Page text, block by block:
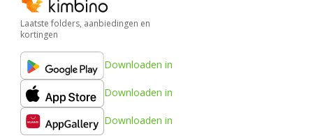
Laatste folders, aanbiedingen en
kortingen
Downloaden in
Downloaden in
Downloaden in